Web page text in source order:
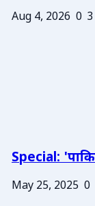
Aug 4, 2026 0 3
Special:
May 25, 2025 0